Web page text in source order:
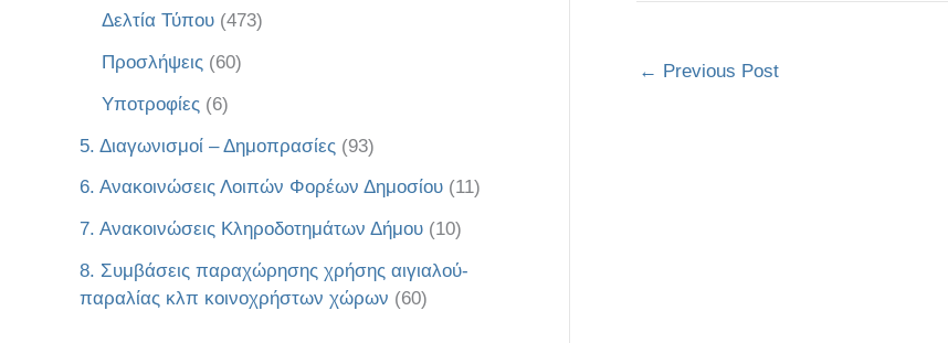
Δελτία Τύπου (473)
Προσλήψεις (60)
Υποτροφίες (6)
5. Διαγωνισμοί – Δημοπρασίες (93)
6. Ανακοινώσεις Λοιπών Φορέων Δημοσίου (11)
7. Ανακοινώσεις Κληροδοτημάτων Δήμου (10)
8. Συμβάσεις παραχώρησης χρήσης αιγιαλού-
παραλίας κλπ κοινοχρήστων χώρων (60)
← Previous Post